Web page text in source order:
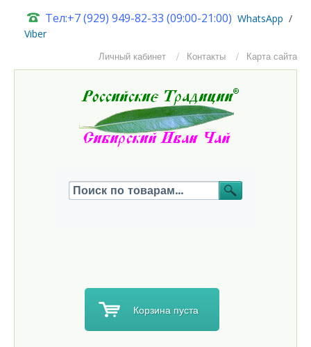
Тел:+7 (929) 949-82-33 (09:00-21:00) WhatsApp /
Viber
Личный кабинет
Контакты Карта сайта
Корзина пуста